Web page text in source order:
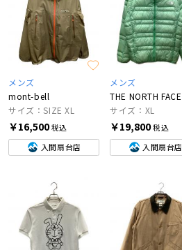
メンズ
mont-bell
サイズ：SIZE XL
￥16,500税込
入間扇台店
メンズ
THE NORTH FACE
サイズ：XL
￥19,800税込
入間扇台店